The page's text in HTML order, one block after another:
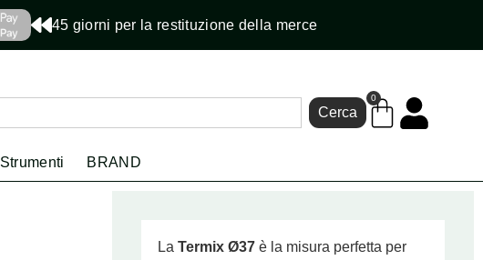
45 giorni per la restituzione della merce
Cerca
0
Strumenti BRAND
La Termix Ø37è la misura perfetta per